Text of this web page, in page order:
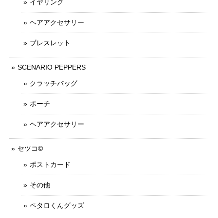
イヤリング
ヘアアクセサリー
ブレスレット
SCENARIO PEPPERS
クラッチバッグ
ポーチ
ヘアアクセサリー
セツコ©
ポストカード
その他
ペタロくんグッズ